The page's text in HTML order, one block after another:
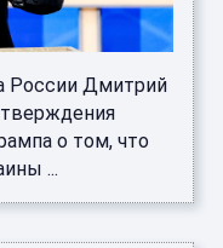
России Дмитрий
о том, что
...